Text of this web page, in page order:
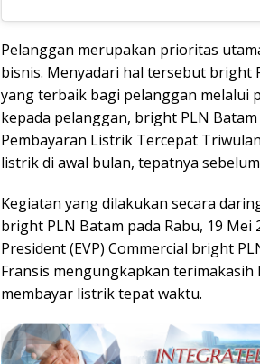
Pelanggan merupakan prioritas
bisnis. Menyadari hal tersebut bright
yang terbaik bagi pelanggan melalui
kepada pelanggan, bright PLN
Pembayaran Listrik Tercepat
listrik di awal bulan, tepatnya
Kegiatan yang dilakukan secara
bright PLN Batam pada Rabu, 19 Mei
President (EVP) Commercial bright
Fransis mengungkapkan
membayar listrik tepat waktu.